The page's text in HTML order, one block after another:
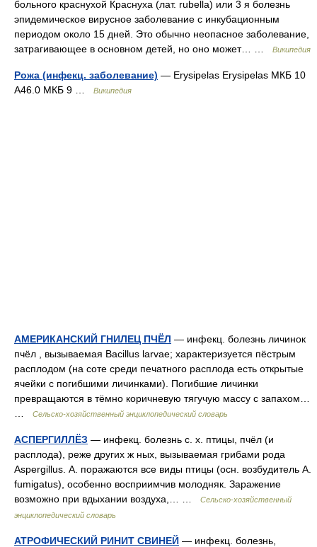
больного краснухой Краснуха (лат. rubella) или 3 я болезнь
эпидемическое вирусное заболевание с инкубационным
периодом около 15 дней. Это обычно неопасное заболевание,
затрагивающее в основном детей, но оно может… …
Википедия
Рожа (инфекц. заболевание) — Erysipelas Erysipelas МКБ 10
A46.0 МКБ 9 …
Википедия
АМЕРИКАНСКИЙ ГНИЛЕЦ ПЧЁЛ — инфекц. болезнь личинок
пчёл , вызываемая Bacillus larvae; характеризуется пёстрым
расплодом (на соте среди печатного расплода есть открытые
ячейки с погибшими личинками). Погибшие личинки
превращаются в тёмно коричневую тягучую массу с запахом…
Сельско-хозяйственный энциклопедический словарь
АСПЕРГИЛЛЁЗ — инфекц. болезнь с. х. птицы, пчёл (и
расплода), реже других ж ных, вызываемая грибами рода
Aspergillus. А. поражаются все виды птицы (осн. возбудитель A.
fumigatus), особенно восприимчив молодняк. Заражение
возможно при вдыхании воздуха,… …
Сельско-хозяйственный
энциклопедический словарь
АТРОФИЧЕСКИЙ РИНИТ СВИНЕЙ — инфекц. болезнь,